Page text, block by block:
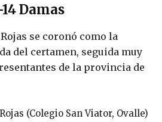
Damas
se coronó como la
del certamen, seguida muy
de la provincia de
(Colegio San Viator, Ovalle)